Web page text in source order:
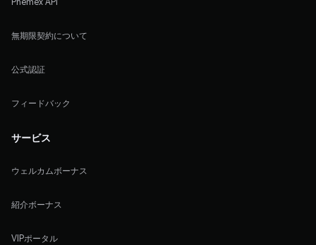
無期限契約について
公式認証
フィードバック
サービス
ウェルカムボーナス
紹介ボーナス
VIPポータル